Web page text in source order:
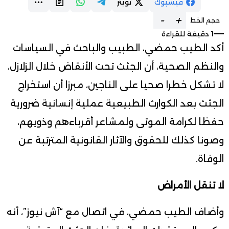
فيسبوك تويتر
حجم الخط +
-
1 دقيقة للقراءة
أكد الطيب حمضي، الطبيب والباحث في السياسات
والنظم الصحية، أن الجثث تحت الأنقاض خلال الزلازل،
لا تشكل خطرا صحيا على الناجين، مبرزا أن استخراج
الجثث بعد الكوارث الطبيعية عملية إنسانية ضرورية
حفظا لكرامة الموتى ولمشاعر أقرباءهم وذويهم،
وصونا كذلك للحقوق والآثار القانونية المترتبة عن
الوفاة.
لا تنقل الأمراض
وأضاف الطيب حمضي، في اتصال مع “آش نيوز”، أنه